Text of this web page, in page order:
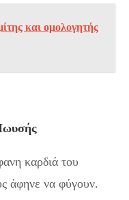
και ομολογητής
καρδιά του
άφηνε να φύγουν.